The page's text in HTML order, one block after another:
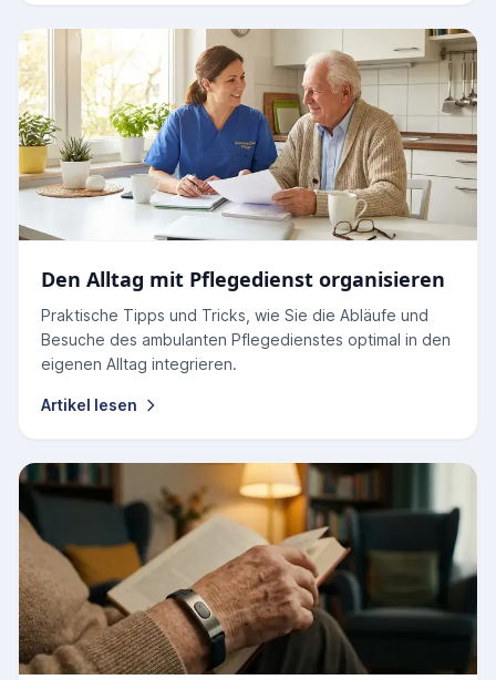
Den Alltag mit Pflegedienst organisieren
Praktische Tipps und Tricks, wie Sie die Abläufe und
Besuche des ambulanten Pflegedienstes optimal in den
eigenen Alltag integrieren.
Artikel lesen